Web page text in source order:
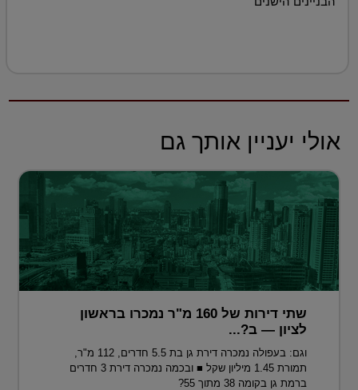
אולי יעניין אותך גם
שתי דירות של 160 מ"ר נמכרו בראשון
לציון — ב?...
וגם: בעפולה נמכרה דירת גן בת 5.5 חדרים, 112 מ"ר,
תמורת 1.45 מיליון שקל ■ ובכמה נמכרה דירת 3 חדרים
ברמת גן בקומה 38 מתוך 55?